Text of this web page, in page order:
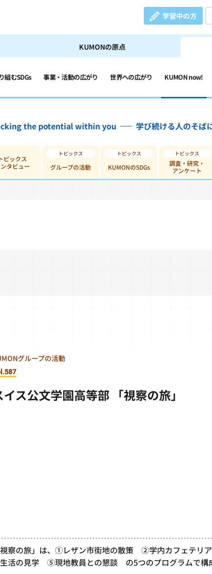
学習中の方
KUMONの原点
組むSDGs 事業・活動の広がり 世界への広がり KUMON now!
the potential within you 学び続ける人のそば
ピックス
タビュー
グループの活動 KUMONのSDGs
調査・研究・
アンケート
グループの活動
イス公文学園高等部 「視察の旅」
視察の旅」は、①レザン市街地の散策 ②学内カフェテ
活の見学 ⑤現地教員との懇談 の5つのプログラムで構